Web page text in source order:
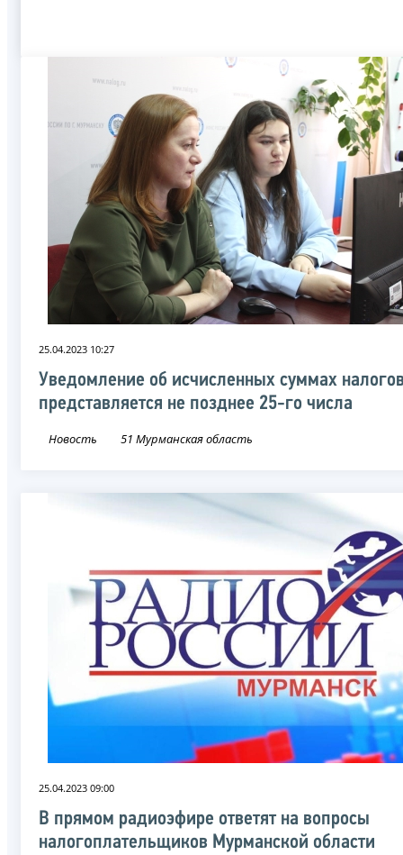
25.04.2023 10:27
Уведомление об исчисленных суммах
представляется не позднее 25-го числа
Новость 51 Мурманская область
25.04.2023 09:00
В прямом радиоэфире ответят на вопросы
налогоплательщиков Мурманской области